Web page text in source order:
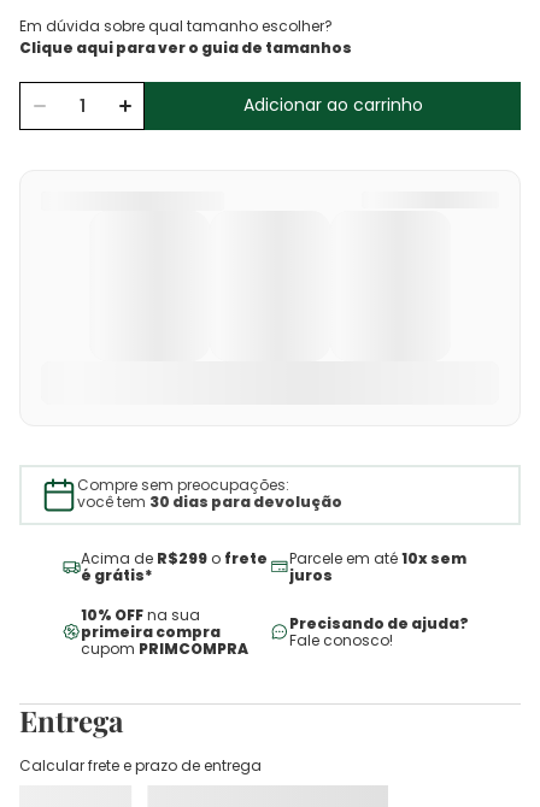
Em dúvida sobre qual tamanho escolher?
Adicionar ao carrinho
Compre sem preocupações:
você tem 30 dias para devolução
Acima de R$299 o frete
é grátis*
Parcele em até10x sem
juros
10% OFFna sua
primeira compra
cupom PRIMCOMPRA
Precisando de ajuda?
Fale conosco!
Entrega
Calcular frete e prazo de entrega